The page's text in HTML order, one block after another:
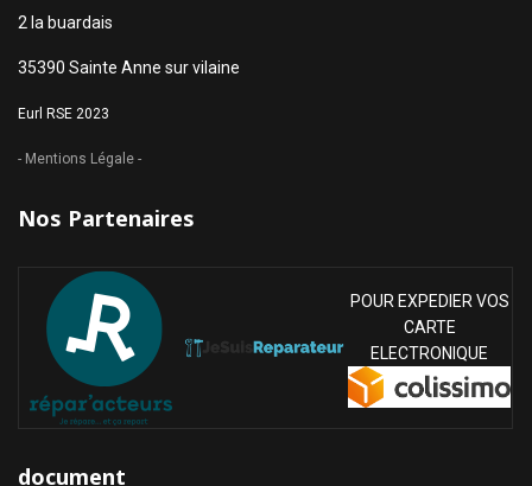
2 la buardais
35390 Sainte Anne sur vilaine
Eurl RSE 2023
- Mentions Légale -
Nos Partenaires
POUR EXPEDIER VOS
CARTE
ELECTRONIQUE
document